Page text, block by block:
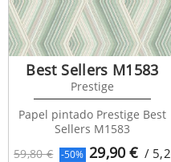
59,80 € -50% 29,90€ / 5,2
Best Sellers M1583
Prestige
Papel pintado Prestige Best
Sellers M1583